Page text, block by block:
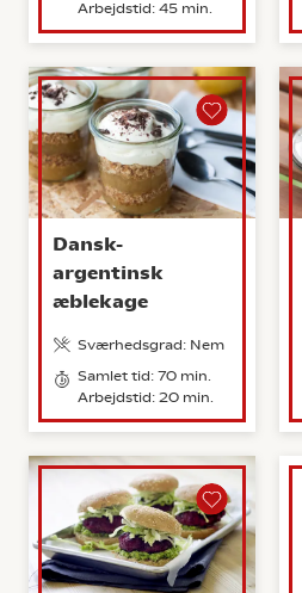
Arbejdstid: 45 min.
Dansk-
argentinsk
æblekage
Sværhedsgrad: Nem
Samlet tid: 70 min.
Arbejdstid: 20 min.